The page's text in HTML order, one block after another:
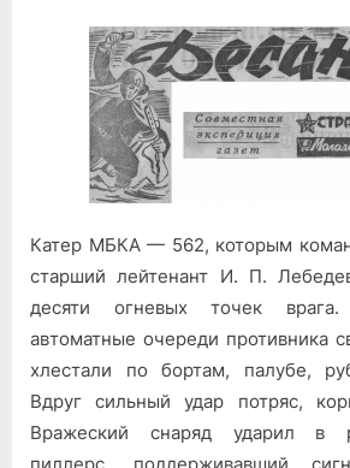
Катер МБКА — 562, которым
старший лейтенант И. П.
десяти огневых точек
автоматные очереди противника
хлестали по бортам, палубе,
Вдруг сильный удар потряс,
Вражеский снаряд ударил в